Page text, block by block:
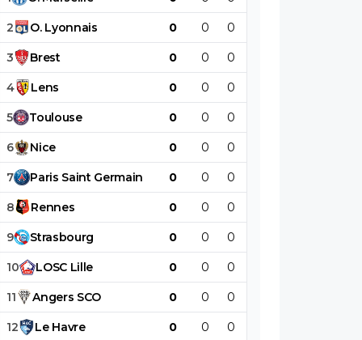
2 O. Lyonnais 0 0 0
3 Brest 0 0 0
4 Lens 0 0 0
5 Toulouse 0 0 0
6 Nice 0 0 0
7 Paris Saint Germain 0 0 0
8 Rennes 0 0 0
9 Strasbourg 0 0 0
10 LOSC Lille 0 0 0
11 Angers SCO 0 0 0
12 Le Havre 0 0 0